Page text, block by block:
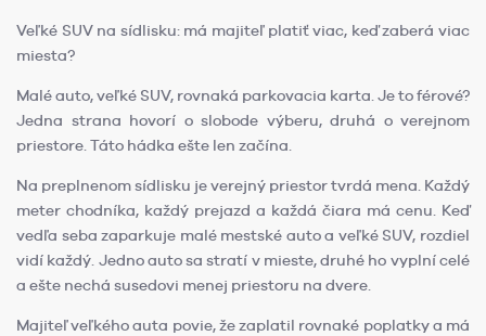
Veľké SUV na sídlisku: má majiteľ platiť viac, keď zaberá viac
miesta?
Malé auto, veľké SUV, rovnaká parkovacia karta. Je to férové?
Jedna strana hovorí o slobode výberu, druhá o verejnom
priestore. Táto hádka ešte len začína.
Na preplnenom sídlisku je verejný priestor tvrdá mena. Každý
meter chodníka, každý prejazd a každá čiara má cenu. Keď
vedľa seba zaparkuje malé mestské auto a veľké SUV, rozdiel
vidí každý. Jedno auto sa stratí v mieste, druhé ho vyplní celé
a ešte nechá susedovi menej priestoru na dvere.
Majiteľ veľkého auta povie, že zaplatil rovnaké poplatky a má